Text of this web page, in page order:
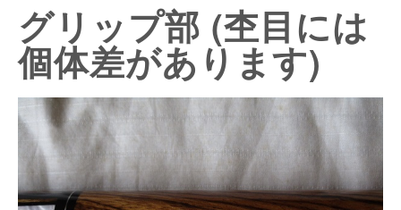
グリップ部 (杢目には
個体差があります)